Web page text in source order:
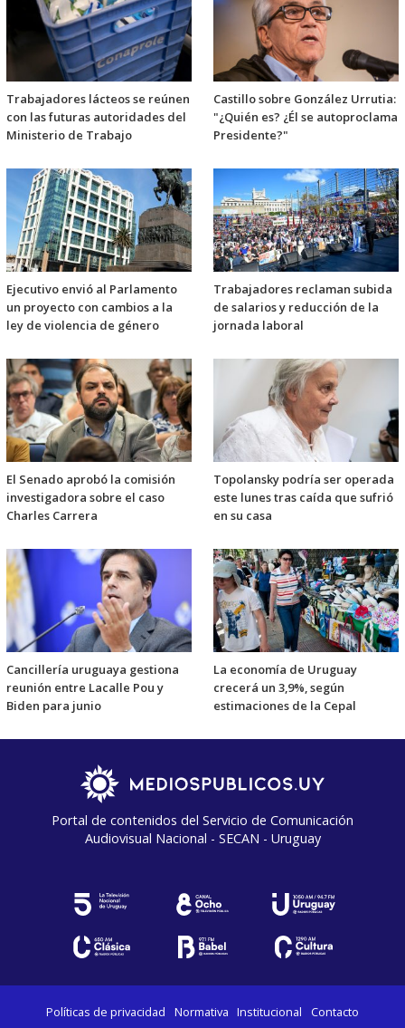
Trabajadores lácteos se reúnen
con las futuras autoridades del
Ministerio de Trabajo
Castillo sobre González Urrutia:
"¿Quién es? ¿Él se autoproclama
Presidente?"
Ejecutivo envió al Parlamento
un proyecto con cambios a la
ley de violencia de género
Trabajadores reclaman subida
de salarios y reducción de la
jornada laboral
El Senado aprobó la comisión
investigadora sobre el caso
Charles Carrera
Topolansky podría ser operada
este lunes tras caída que sufrió
en su casa
Cancillería uruguaya gestiona
reunión entre Lacalle Pou y
Biden para junio
La economía de Uruguay
crecerá un 3,9%, según
estimaciones de la Cepal
Portal de contenidos del Servicio de Comunicación
Audiovisual Nacional - SECAN - Uruguay
Políticas de privacidad Normativa Institucional Contacto